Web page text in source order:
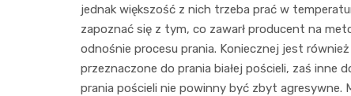
jednak większość z nich trzeba prać w
zapoznać się z tym, co zawarł producent na
odnośnie procesu prania. Koniecznej jest
przeznaczone do prania białej pościeli, zaś inne
prania pościeli nie powinny być zbyt agresywne.